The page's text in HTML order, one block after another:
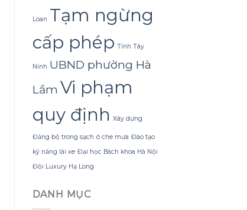
Loan Tạm ngừng
cấp phép Tỉnh Tây
Ninh UBND phường Hà
Lầm Vi phạm
quy định Xây dựng
Đảng bộ trong sạch ô che mưa Đào tạo
kỹ năng lái xe Đại học Bách khoa Hà Nội
Đội Luxury Hạ Long
DANH MỤC